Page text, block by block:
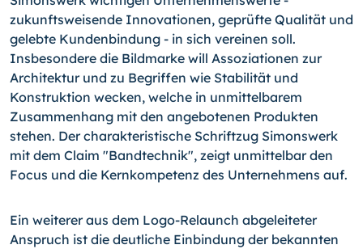
zukunftsweisende Innovationen, geprüfte Qualität und
gelebte Kundenbindung - in sich vereinen soll.
Insbesondere die Bildmarke will Assoziationen zur
Architektur und zu Begriffen wie Stabilität und
Konstruktion wecken, welche in unmittelbarem
Zusammenhang mit den angebotenen Produkten
stehen. Der charakteristische Schriftzug Simonswerk
mit dem Claim "Bandtechnik", zeigt unmittelbar den
Focus und die Kernkompetenz des Unternehmens auf.
Ein weiterer aus dem Logo-Relaunch abgeleiteter
Anspruch ist die deutliche Einbindung der bekannten